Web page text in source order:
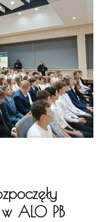
ALO PB